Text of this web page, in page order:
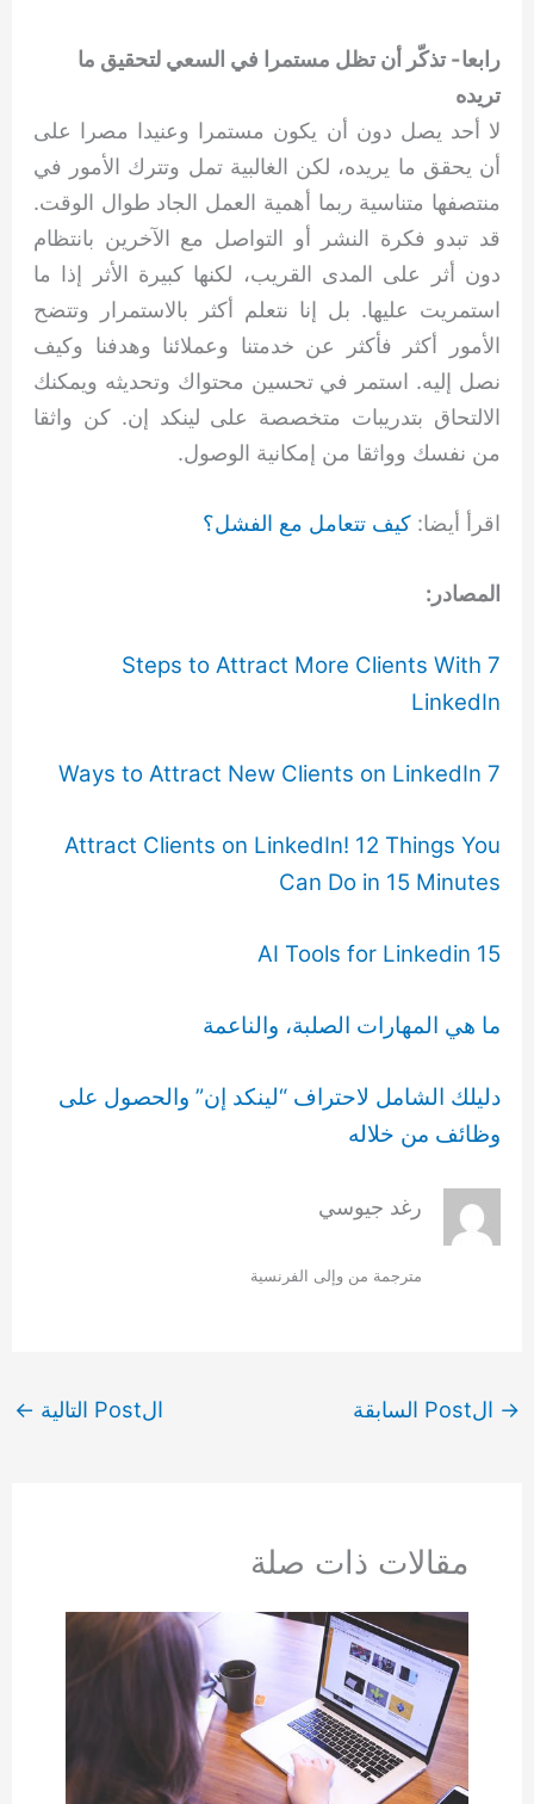
رابعا- تذكّر أن تظل مستمرا في السعي لتحقيق ما
تريده
لا أحد يصل دون أن يكون مستمرا وعنيدا مصرا على
أن يحقق ما يريده، لكن الغالبية تمل وتترك الأمور في
منتصفها متناسية ربما أهمية العمل الجاد طوال الوقت.
قد تبدو فكرة النشر أو التواصل مع الآخرين بانتظام
دون أثر على المدى القريب، لكنها كبيرة الأثر إذا ما
استمريت عليها. بل إنا نتعلم أكثر بالاستمرار وتتضح
الأمور أكثر فأكثر عن خدمتنا وعملائنا وهدفنا وكيف
نصل إليه. استمر في تحسين محتواك وتحديثه ويمكنك
الالتحاق بتدريبات متخصصة على لينكد إن. كن واثقا
من نفسك وواثقا من إمكانية الوصول.
اقرأ أيضا:كيف تتعامل مع الفشل؟
المصادر:
7 Steps to Attract More Clients With
LinkedIn
7 Ways to Attract New Clients on LinkedIn
Attract Clients on LinkedIn! 12 Things You
Can Do in 15 Minutes
15 AI Tools for Linkedin
ما هي المهارات الصلبة، والناعمة
دليلك الشامل لاحتراف “لينكد إن” والحصول على
وظائف من خلاله
رغد جيوسي
مترجمة من وإلى الفرنسية
→ الPost السابقة الPost التالية ←
مقالات ذات صلة